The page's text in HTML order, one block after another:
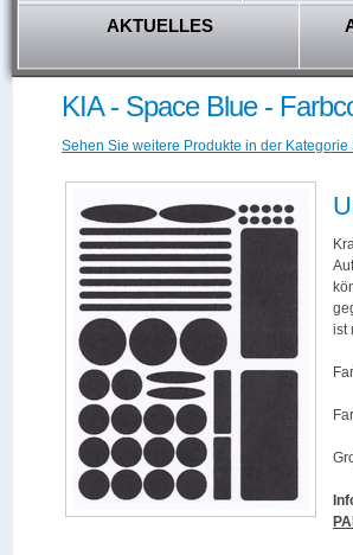
AKTUELLES
KIA - Space Blue -
Sehen Sie weitere Produkte in der Kategorie
ist